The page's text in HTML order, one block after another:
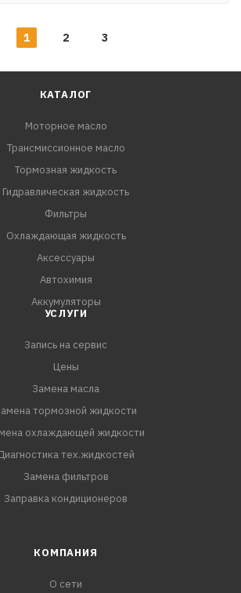
1 2 3
КАТАЛОГ
Моторное масло
Трансмиссионное масло
Тормозная жидкость
Гидравлическая жидкость
Фильтры
Охлаждающая жидкость
Аксессуары
Автохимия
Аккумуляторы
УСЛУГИ
Запись на сервис
Цены
Замена масла
тормозной жидкости
охлаждающей жидкости
тех.жидкостей
Замена фильтров
Заправка кондиционеров
КОМПАНИЯ
О сети